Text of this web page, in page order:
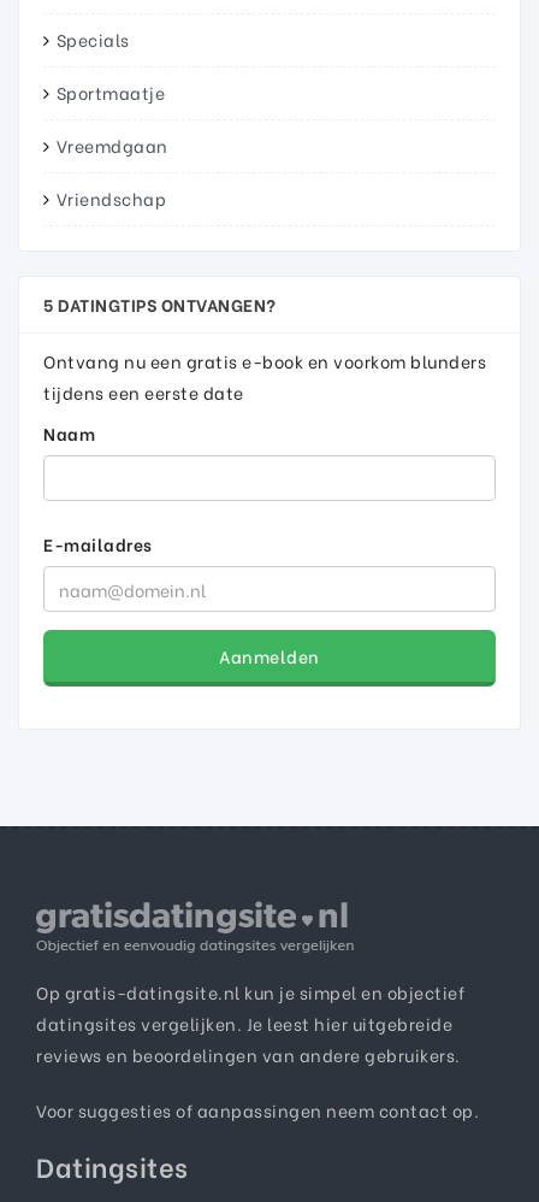
Specials
Sportmaatje
Vreemdgaan
Vriendschap
5 DATINGTIPS ONTVANGEN?
Ontvang nu een gratis e-book en voorkom blunders
tijdens een eerste date
Naam
E-mailadres
Aanmelden
Op gratis-datingsite.nl kun je simpel en objectief
datingsites vergelijken. Je leest hier uitgebreide
reviews en beoordelingen van andere gebruikers.
Voor suggesties of aanpassingen neemcontact op.
Datingsites